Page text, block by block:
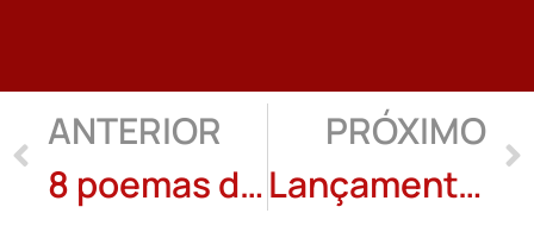
ANTERIOR
8 poemas de Pedro Vale
PRÓXIMO
Lançamento e 3 poemas de “Terra Celeste” de Andrey Luna Giron